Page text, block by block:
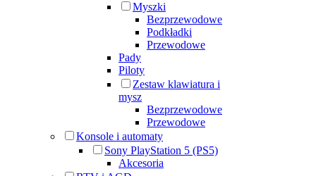
Myszki
Bezprzewodowe
Podkładki
Przewodowe
Pady
Piloty
Zestaw klawiatura i
mysz
Bezprzewodowe
Przewodowe
Konsole i automaty
Sony PlayStation 5 (PS5)
Akcesoria